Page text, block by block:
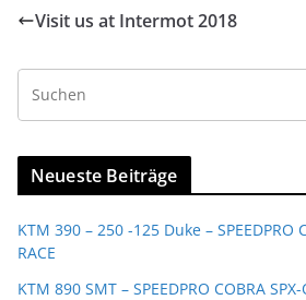
Visit us at Intermot 2018
Neueste Beiträge
KTM 390 – 250 -125 Duke – SPEEDPRO
RACE
KTM 890 SMT – SPEEDPRO COBRA